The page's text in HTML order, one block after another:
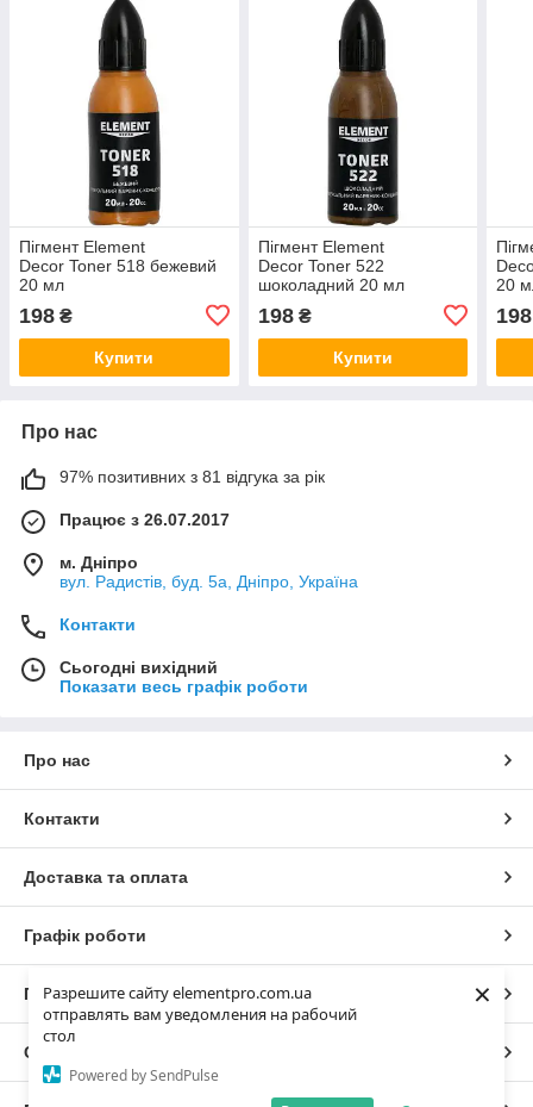
Разрешите сайту elementpro.com.ua
отправлять вам уведомления на рабочий
стол
Powered by SendPulse
×
Пігмент Element
Decor Toner 518 бежевий
20 мл
198 ₴
Купити
Пігмент Element
Decor Toner 522
шоколадний 20 мл
198₴
Купити
20
198
Про нас
97% позитивних з 81 відгука за рік
Працює з 26.07.2017
м. Дніпро
вул. Радистів, буд. 5а, Дніпро, Україна
Контакти
Сьогодні вихідний
Показати весь графік роботи
Про нас
Контакти
Доставка та оплата
Графік роботи
Повна версія сайту
Сайт створено на маркетплейсі